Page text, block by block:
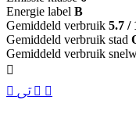
Energie label B
Gemiddeld verbruik 5.7 /
Gemiddeld verbruik stad
Gemiddeld verbruik